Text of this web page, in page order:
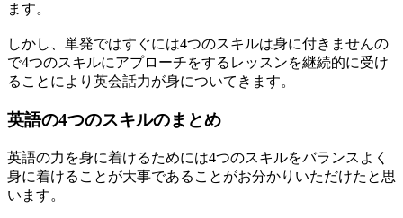
ます。
しかし、単発ではすぐには4つのスキルは身に付きませんの
で4つのスキルにアプローチをするレッスンを継続的に受け
ることにより英会話力が身についてきます。
英語の4つのスキルのまとめ
英語の力を身に着けるためには4つのスキルをバランスよく
身に着けることが大事であることがお分かりいただけたと思
います。